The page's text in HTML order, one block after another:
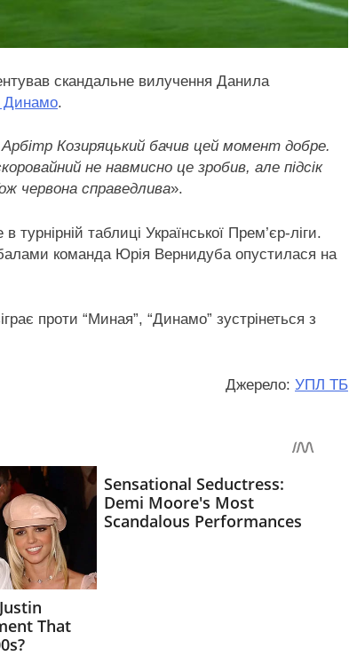
скандальне вилучення Данила
Динамо.
Козиряцький бачив цей момент добре.
не навмисно це зробив, але підсік
червона справедлива».
таблиці Української Прем’єр-ліги.
команда Юрія Вернидуба опустилася на
проти “Миная”, “Динамо” зустрінеться з
Джерело: УПЛ ТБ